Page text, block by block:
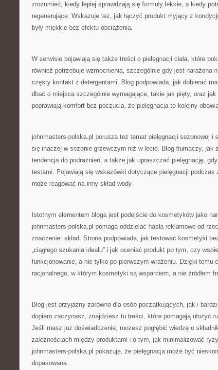
zrozumieć, kiedy lepiej sprawdzają się formuły lekkie, a kiedy
regenerujące. Wskazuje też, jak łączyć produkt myjący z
były miękkie bez efektu obciążenia.
W serwisie pojawiają się także treści o pielęgnacji ciała, które
również potrzebuje wzmocnienia, szczególnie gdy jest narażona
częsty kontakt z detergentami. Blog podpowiada, jak dobierać
dbać o miejsca szczególnie wymagające, takie jak pięty, oraz
poprawiają komfort bez poczucia, że pielęgnacja to kolejny
johnmasters-polska.pl porusza też temat pielęgnacji sezonowej i
się inaczej w sezonie grzewczym niż w lecie. Blog tłumaczy, jak
tendencja do podrażnień, a także jak upraszczać pielęgnację,
testami. Pojawiają się wskazówki dotyczące pielęgnacji
może reagować na inny skład wody.
Istotnym elementem bloga jest podejście do kosmetyków jako
johnmasters-polska.pl pomaga oddzielać hasła reklamowe od
znaczenie: skład. Strona podpowiada, jak testować kosmetyki
„ciągłego szukania ideału” i jak oceniać produkt po tym, czy
funkcjonowanie, a nie tylko po pierwszym wrażeniu. Dzięki temu
racjonalnego, w którym kosmetyki są wsparciem, a nie źródłem
Blog jest przyjazny zarówno dla osób początkujących, jak i
dopiero zaczynasz, znajdziesz tu treści, które pomagają ułożyć
Jeśli masz już doświadczenie, możesz pogłębić wiedzę o
zależnościach między produktami i o tym, jak minimalizować
johnmasters-polska.pl pokazuje, że pielęgnacja może być
dopasowana.